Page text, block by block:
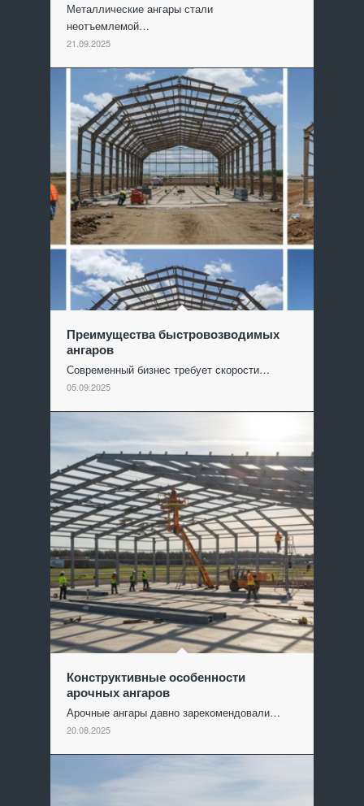
Металлические ангары стали
неотъемлемой…
21.09.2025
Преимущества быстровозводимых
ангаров
Современный бизнес требует скорости…
05.09.2025
Конструктивные особенности
арочных ангаров
Арочные ангары давно зарекомендовали…
20.08.2025